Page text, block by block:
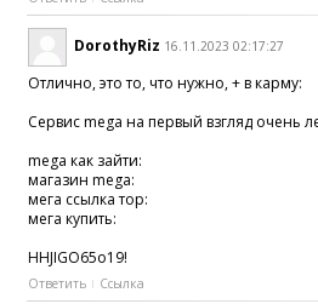
DorothyRiz 16.11.2023 02:17:27
Отлично, это то, что нужно, + в карму:
Сервис mega на первый взгляд очень
mega как зайти:
магазин mega:
мега ссылка тор:
мега купить:
HHJIGO65o19!
Ответить Ссылка